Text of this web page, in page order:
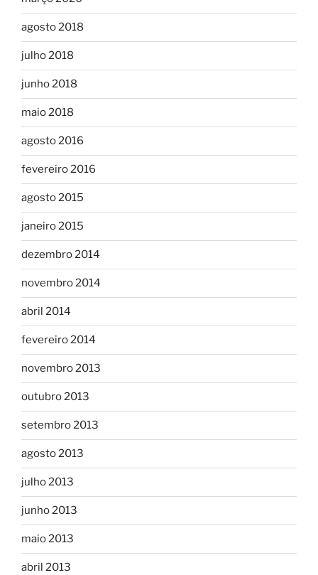
agosto 2018
julho 2018
junho 2018
maio 2018
agosto 2016
fevereiro 2016
agosto 2015
janeiro 2015
dezembro 2014
novembro 2014
abril 2014
fevereiro 2014
novembro 2013
outubro 2013
setembro 2013
agosto 2013
julho 2013
junho 2013
maio 2013
abril 2013